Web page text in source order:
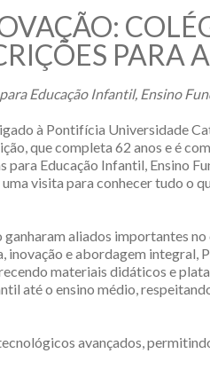
PARA
para Educação Infantil, Ensino
ligado à Pontifícia Universidade
que completa 62 anos e é
para Educação Infantil, Ensino
visita para conhecer tudo o
aliados importantes
inovação e abordagem integral,
materiais didáticos e
até o ensino médio,
avançados,